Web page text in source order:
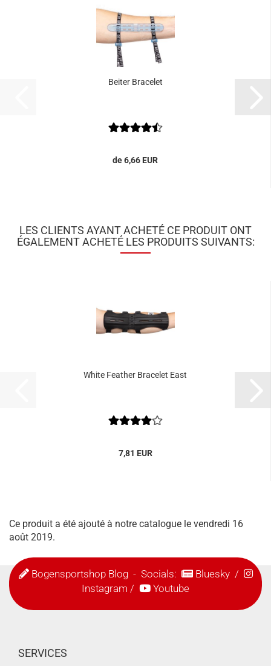
Beiter Bracelet
de 6,66 EUR
LES CLIENTS AYANT ACHETÉ CE PRODUIT ONT
ÉGALEMENT ACHETÉ LES PRODUITS SUIVANTS:
White Feather Bracelet East
7,81 EUR
Ce produit a été ajouté à notre catalogue le vendredi 16
août 2019.
Bogensportshop Blog- Socials: Bluesky/
Instagram / Youtube
SERVICES